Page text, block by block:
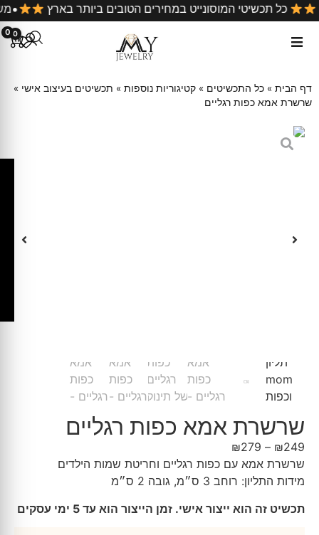
קניה כל תכשיטי המוסונייט במחירים הטובים ביותר בארץ
0 0
דף הבית » כל התכשיטים » קטיגוריות נוספות » תכשיטים בעיצוב אישי »
שרשרת אמא כפות רגליים
שרשרת אמא כפות רגליים
₪249
–
₪279
שרשרת אמא עם כפות רגליים וחריטת שמות הילדים
מידות התליון: רוחב 3 ס״מ, גובה 2 ס״מ
תכשיט זה הוא ייצור אישי. זמן הייצור הוא עד 5 ימי עסקים